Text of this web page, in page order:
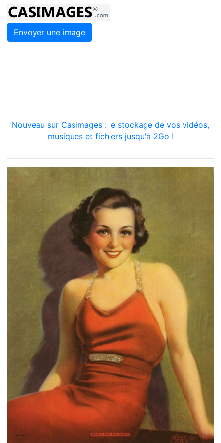
Envoyer une image
Nouveau sur Casimages : le stockage de vos vidéos,
musiques et fichiers jusqu'à 2Go !